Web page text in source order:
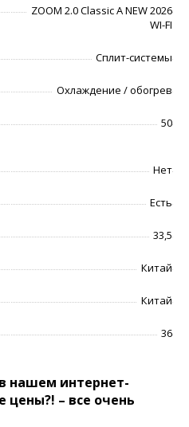
ZOOM 2.0 Classic A NEW 2026
WI-FI
Сплит-системы
Охлаждение / обогрев
50
Нет
Есть
33,5
Китай
Китай
36
нашем интернет-
цены?! – все очень